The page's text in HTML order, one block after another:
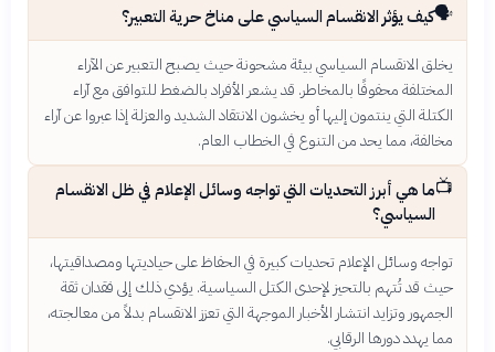
🗣️كيف يؤثر الانقسام السياسي على مناخ حرية التعبير؟
يخلق الانقسام السياسي بيئة مشحونة حيث يصبح التعبير عن الآراء
المختلفة محفوفًا بالمخاطر. قد يشعر الأفراد بالضغط للتوافق مع آراء
الكتلة التي ينتمون إليها أو يخشون الانتقاد الشديد والعزلة إذا عبروا عن آراء
مخالفة، مما يحد من التنوع في الخطاب العام.
📺ما هي أبرز التحديات التي تواجه وسائل الإعلام في ظل الانقسام
السياسي؟
تواجه وسائل الإعلام تحديات كبيرة في الحفاظ على حياديتها ومصداقيتها،
حيث قد تُتهم بالتحيز لإحدى الكتل السياسية. يؤدي ذلك إلى فقدان ثقة
الجمهور وتزايد انتشار الأخبار الموجهة التي تعزز الانقسام بدلاً من معالجته،
مما يهدد دورها الرقابي.